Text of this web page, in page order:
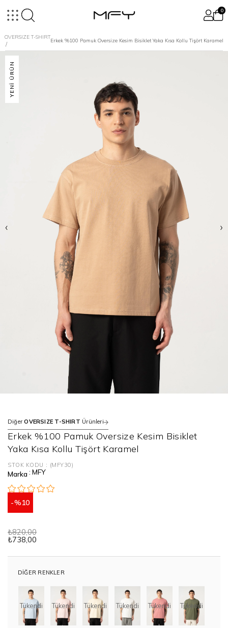
0
OVERSIZE T-SHIRT
Erkek %100 Pamuk Oversize Kesim Bisiklet Yaka Kısa Kollu Tişört Karamel
‹ ›
YENI ÜRÜN
Erkek %100 Pamuk Oversize Kesim Bisiklet
Yaka Kısa Kollu Tişört Karamel
DiğerOVERSIZE T-SHIRT Ürünleri
STOK KODU (MFY30)
Marka: MFY
10
₺820,00
₺738,00
DIĞER RENKLER
Tükendi Tükendi Tükendi Tükendi Tükendi Tükendi